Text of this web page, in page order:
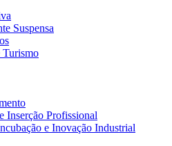
Suspensa
Turismo
Inserção Profissional
e Inovação Industrial